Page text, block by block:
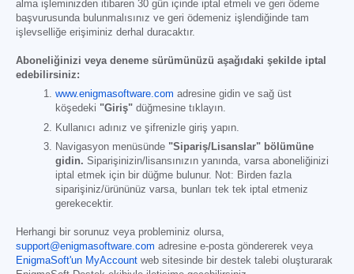
alma işleminizden itibaren 30 gün içinde iptal etmeli ve geri ödeme
başvurusunda bulunmalısınız ve geri ödemeniz işlendiğinde tam
işlevselliğe erişiminiz derhal duracaktır.
Aboneliğinizi veya deneme sürümünüzü aşağıdaki şekilde iptal
edebilirsiniz:
www.enigmasoftware.com adresine gidin ve sağ üst
köşedeki "Giriş" düğmesine tıklayın.
Kullanıcı adınız ve şifrenizle giriş yapın.
Navigasyon menüsünde "Sipariş/Lisanslar" bölümüne
gidin. Siparişinizin/lisansınızın yanında, varsa aboneliğinizi
iptal etmek için bir düğme bulunur. Not: Birden fazla
siparişiniz/ürününüz varsa, bunları tek tek iptal etmeniz
gerekecektir.
Herhangi bir sorunuz veya probleminiz olursa,
support@enigmasoftware.com adresine e-posta göndererek veya
EnigmaSoft'un MyAccount web sitesinde bir destek talebi oluşturarak